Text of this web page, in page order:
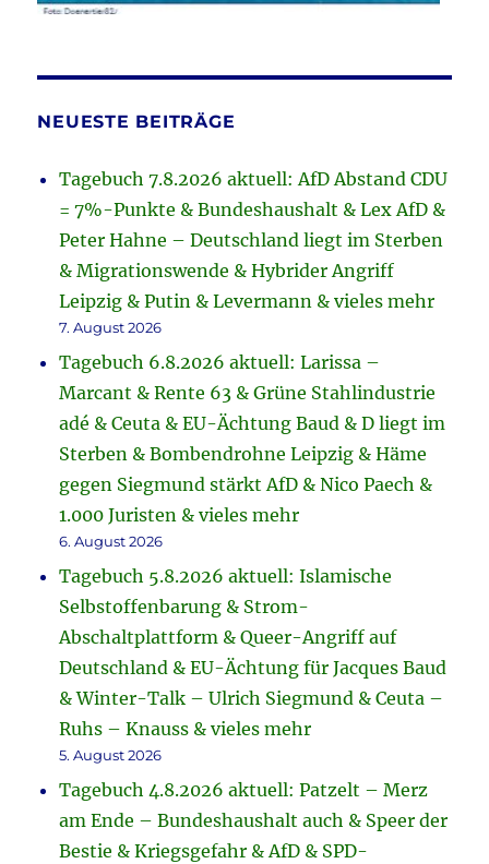
NEUESTE BEITRÄGE
Tagebuch 7.8.2026 aktuell: AfD Abstand CDU
= 7%-Punkte & Bundeshaushalt & Lex AfD &
Peter Hahne – Deutschland liegt im Sterben
& Migrationswende & Hybrider Angriff
Leipzig & Putin & Levermann & vieles mehr
7. August 2026
Tagebuch 6.8.2026 aktuell: Larissa –
Marcant & Rente 63 & Grüne Stahlindustrie
adé & Ceuta & EU-Ächtung Baud & D liegt im
Sterben & Bombendrohne Leipzig & Häme
gegen Siegmund stärkt AfD & Nico Paech &
1.000 Juristen & vieles mehr
6. August 2026
Tagebuch 5.8.2026 aktuell: Islamische
Selbstoffenbarung & Strom-
Abschaltplattform & Queer-Angriff auf
Deutschland & EU-Ächtung für Jacques Baud
& Winter-Talk – Ulrich Siegmund & Ceuta –
Ruhs – Knauss & vieles mehr
5. August 2026
Tagebuch 4.8.2026 aktuell: Patzelt – Merz
am Ende – Bundeshaushalt auch & Speer der
Bestie & Kriegsgefahr & AfD & SPD-